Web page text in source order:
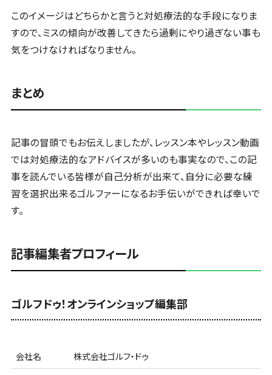
このイメージはどちらかと言うと対処療法的な手段になりま
すので、ミスの傾向が改善してきたら過剰にやり過ぎない事も
気をつけなければなりません。
まとめ
記事の冒頭でもお伝えしましたが、レッスン本やレッスン動画
では対処療法的なアドバイスが多いのも事実なので、この記
事を読んでいる皆様が自己分析が出来て、自分に必要な練
習を選択出来るゴルファーになるお手伝いができれば幸いで
す。
記事編集者プロフィール
ゴルフドゥ！オンラインショップ編集部
会社名 株式会社ゴルフ・ドゥ